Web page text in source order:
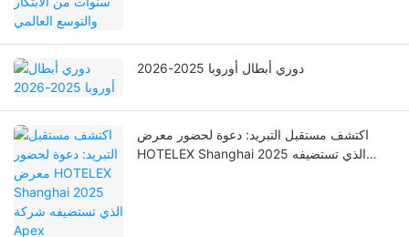
دوري أبطال أوروبا 2025-2026
اكتشف مستقبل التبريد: دعوة لحضور معرض
HOTELEX Shanghai 2025 الذي تستضيفه